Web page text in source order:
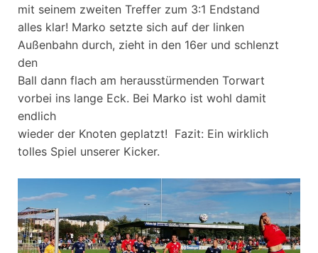
mit seinem zweiten Treffer zum 3:1 Endstand
alles klar! Marko setzte sich auf der linken
Außenbahn durch, zieht in den 16er und schlenzt
den
Ball dann flach am herausstürmenden Torwart
vorbei ins lange Eck. Bei Marko ist wohl damit
endlich
wieder der Knoten geplatzt! Fazit: Ein wirklich
tolles Spiel unserer Kicker.